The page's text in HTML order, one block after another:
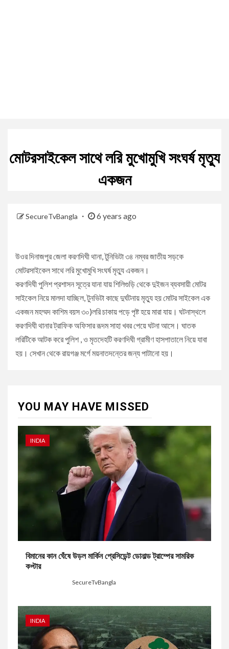
মোটরসাইকেল সাথে লরি মুখোমুখি সংঘর্ষ মৃত্যু
একজন
SecureTvBangla 6 years ago
উওর দিনাজপুর জেলা করণদিঘী থানা, টুনিভিটা ৩৪ নম্বর জাতীয় সড়কে
মোটরসাইকেল সাথে লরি মুখোমুখি সংঘর্ষ মৃত্যু একজন।
করণদিঘী পুলিশ প্রশাসন সূত্রে যানা যায় শিলিগুড়ি থেকে দুইজন ব্যবসায়ী মোটর
সাইকেল নিয়ে মালদা যাচ্ছিল, টুনভিটা কাছে দুর্ঘটনায় মৃত্যু হয় মোটর সাইকেল এক
একজন মহম্মদ কাশিম বয়স ৩০)লরি চাকায় পড়ে পৃষ্ট হয়ে মারা যায়। ঘটনাস্থলে
করণদিঘী থানার ট্রাফিক অফিসার রূদম সাহা খবর পেয়ে ঘটনা আসে। ঘাতক
লরিটিকে আটক করে পুলিশ , ও মৃতদেহটি করণদিঘী গ্রামীণ হাসপাতালে নিয়ে যাবা
হয়। সেখান থেকে রায়গঞ্জ মর্গে ময়নাতদন্তের জন্য পাটানো হয়।
YOU MAY HAVE MISSED
INDIA
বিমানের কান ঘেঁষে উড়ল মার্কিন প্রেসিডেন্ট ডোনাল্ড ট্রাম্পের সামরিক
কপ্টার
SecureTvBangla
INDIA